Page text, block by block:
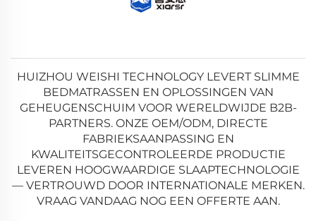
HUIZHOU WEISHI TECHNOLOGY LEVERT SLIMME
BEDMATRASSEN EN OPLOSSINGEN VAN
GEHEUGENSCHUIM VOOR WERELDWIJDE B2B-
PARTNERS. ONZE OEM/ODM, DIRECTE
FABRIEKSAANPASSING EN
KWALITEITSGECONTROLEERDE PRODUCTIE
LEVEREN HOOGWAARDIGE SLAAPTECHNOLOGIE
— VERTROUWD DOOR INTERNATIONALE MERKEN.
VRAAG VANDAAG NOG EEN OFFERTE AAN.